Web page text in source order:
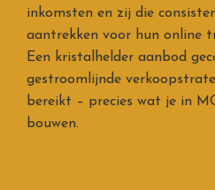
inkomsten en zij die
aantrekken voor hun online
Een kristalhelder aanbod
gestroomlijnde
bereikt – precies wat je in
bouwen.